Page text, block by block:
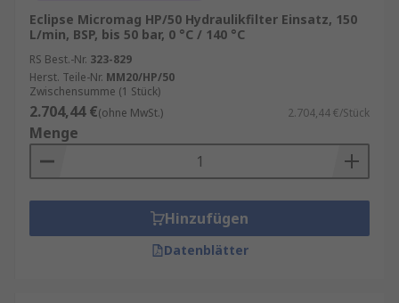
Eclipse Micromag HP/50 Hydraulikfilter Einsatz, 150
L/min, BSP, bis 50 bar, 0 °C / 140 °C
RS Best.-Nr. 323-829
Herst. Teile-Nr. MM20/HP/50
Zwischensumme (1 Stück)
2.704,44 €(ohne MwSt.) 2.704,44 €/Stück
Menge
Hinzufügen
Datenblätter